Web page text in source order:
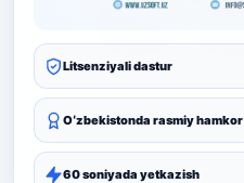
Litsenziyali dastur
Oʻzbekistonda rasmiy hamkor
60 soniyada yetkazish